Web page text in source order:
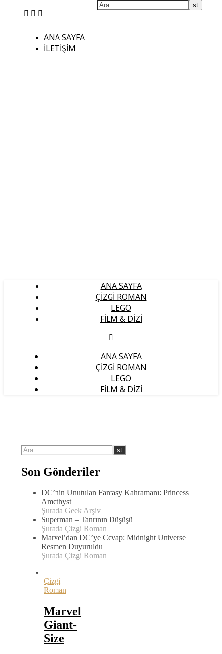
ANA SAYFA
İLETIŞIM
ANA SAYFA
ÇIZGI ROMAN
LEGO
FILM & DIZI
ANA SAYFA
ÇIZGI ROMAN
LEGO
FILM & DIZI
Son Gönderiler
DC’nin Unutulan Fantasy Kahramanı: Princess
Amethyst
Şurada Geek Arşiv
Superman – Tanrının Düşüşü
Şurada Çizgi Roman
Marvel’dan DC’ye Cevap: Midnight Universe
Resmen Duyuruldu
Şurada Çizgi Roman
Çizgi
Roman
Marvel
Giant-
Size